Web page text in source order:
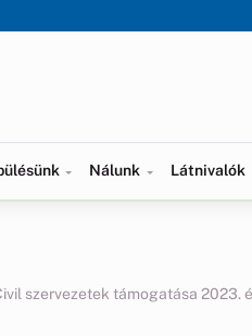
Nálunk Látnivalók
szervezetek támogatása 2023.